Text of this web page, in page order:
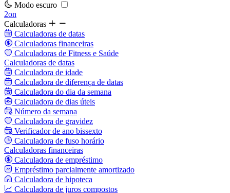
Modo escuro
2on
Calculadoras
Calculadoras de datas
Calculadoras financeiras
Calculadoras de Fitness e Saúde
Calculadoras de datas
Calculadora de idade
Calculadora de diferença de datas
Calculadora do dia da semana
Calculadora de dias úteis
Número da semana
Calculadora de gravidez
Verificador de ano bissexto
Calculadora de fuso horário
Calculadoras financeiras
Calculadora de empréstimo
Empréstimo parcialmente amortizado
Calculadora de hipoteca
Calculadora de juros compostos